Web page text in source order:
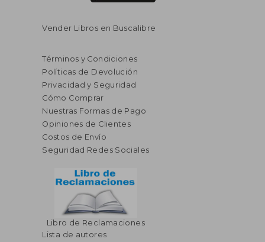
Vender Libros en Buscalibre
Términos y Condiciones
Políticas de Devolución
Privacidad y Seguridad
Cómo Comprar
Nuestras Formas de Pago
Opiniones de Clientes
Costos de Envío
Seguridad Redes Sociales
Libro de Reclamaciones
Lista de autores